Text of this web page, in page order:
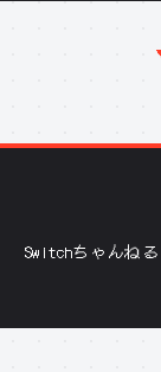
Switchちゃんねる